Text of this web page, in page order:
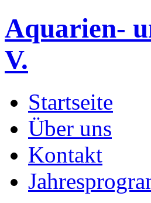
Aquarien-
V.
Startseite
Über uns
Kontakt